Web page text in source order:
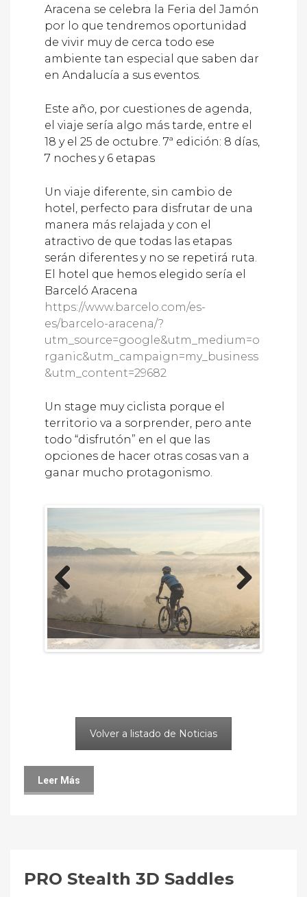
Aracena se celebra la Feria del Jamón
por lo que tendremos oportunidad
de vivir muy de cerca todo ese
ambiente tan especial que saben dar
en Andalucía a sus eventos.
Este año, por cuestiones de agenda,
el viaje sería algo más tarde, entre el
18 y el 25 de octubre. 7ª edición: 8 días,
7 noches y 6 etapas
Un viaje diferente, sin cambio de
hotel, perfecto para disfrutar de una
manera más relajada y con el
atractivo de que todas las etapas
serán diferentes y no se repetirá ruta.
El hotel que hemos elegido sería el
Barceló Aracena
https://www.barcelo.com/es-
es/barcelo-aracena/?
utm_source=google&utm_medium=o
rganic&utm_campaign=my_business
&utm_content=29682
Un stage muy ciclista porque el
territorio va a sorprender, pero ante
todo “disfrutón” en el que las
opciones de hacer otras cosas van a
ganar mucho protagonismo.
Previous
Volver a listado de Noticias
Leer Más